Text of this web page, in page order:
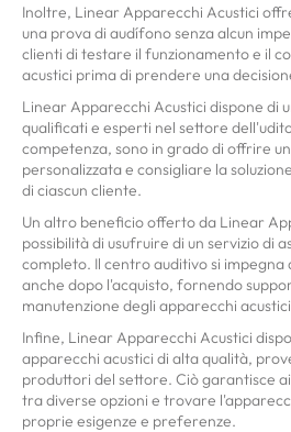
Inoltre, Linear Apparecchi Acustici
una prova di audífono senza alcun
clienti di testare il funzionamento e il
acustici prima di prendere una
Linear Apparecchi Acustici dispone di
qualificati e esperti nel settore
competenza, sono in grado di offrire
personalizzata e consigliare la
di ciascun cliente.
Un altro beneficio offerto da Linear
possibilità di usufruire di un servizio di
completo. Il centro auditivo si impegna
anche dopo l'acquisto, fornendo
manutenzione degli apparecchi
Infine, Linear Apparecchi Acustici
apparecchi acustici di alta qualità,
produttori del settore. Ciò garantisce
tra diverse opzioni e trovare
proprie esigenze e preferenze.